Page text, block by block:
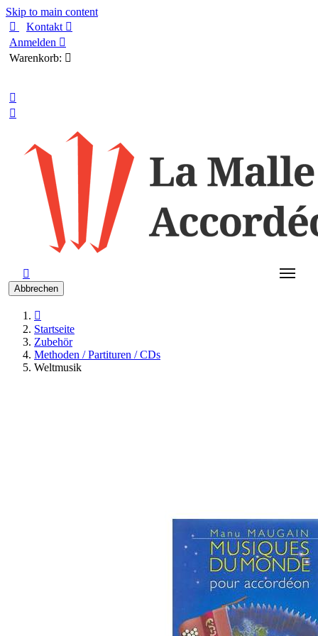
Skip to main content

Kontakt 
Anmelden 
Warenkorb: 



Abbrechen

Startseite
Zubehör
Methoden / Partituren / CDs
Weltmusik